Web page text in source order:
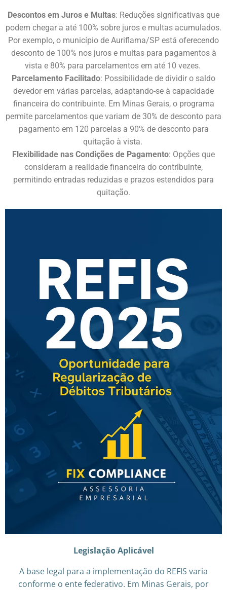
Descontos em Juros e Multas: Reduções significativas que
podem chegar a até 100% sobre juros e multas acumulados.
Por exemplo, o município de Auriflama/SP está oferecendo
desconto de 100% nos juros e multas para pagamentos à
vista e 80% para parcelamentos em até 10 vezes. ​
Parcelamento Facilitado: Possibilidade de dividir o saldo
devedor em várias parcelas, adaptando-se à capacidade
financeira do contribuinte. Em Minas Gerais, o programa
permite parcelamentos que variam de 30% de desconto para
pagamento em 120 parcelas a 90% de desconto para
quitação à vista. ​
Flexibilidade nas Condições de Pagamento: Opções que
consideram a realidade financeira do contribuinte,
permitindo entradas reduzidas e prazos estendidos para
quitação.​
Legislação Aplicável
A base legal para a implementação do REFIS varia
conforme o ente federativo. Em Minas Gerais, por